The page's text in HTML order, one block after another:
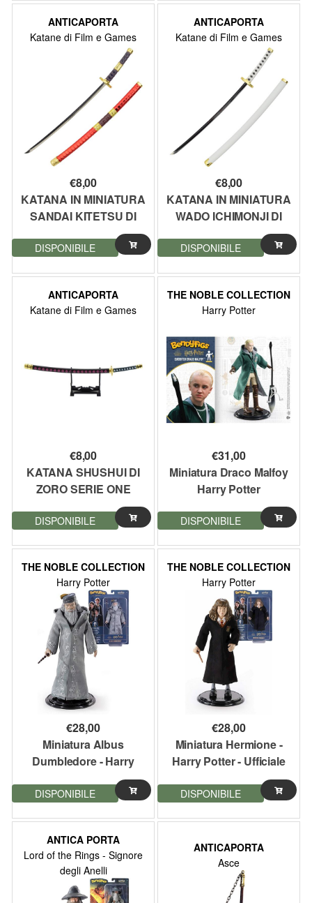
ANTICAPORTA
Katane di Film e Games
€8,00
KATANA IN MINIATURA
SANDAI KITETSU DI
ZORO SERIE ONE
PIECE 25,5CM
DISPONIBILE
ANTICAPORTA
Katane di Film e Games
€8,00
KATANA IN MINIATURA
WADO ICHIMONJI DI
ZORO SERIE ONE
PIECE 25,5CM
DISPONIBILE
ANTICAPORTA
Katane di Film e Games
€8,00
KATANA SHUSHUI DI
ZORO SERIE ONE
PIECE IN MINIATURA
25,5CM (ZSKEY11)
DISPONIBILE
THE NOBLE COLLECTION
Harry Potter
€31,00
Miniatura Draco Malfoy
Harry Potter
DISPONIBILE
THE NOBLE COLLECTION
Harry Potter
€28,00
Miniatura Albus
Dumbledore - Harry
Potter - Ufficiale Noble
Collection
DISPONIBILE
THE NOBLE COLLECTION
Harry Potter
€28,00
Miniatura Hermione -
Harry Potter - Ufficiale
Noble Collection
DISPONIBILE
ANTICA PORTA
Lord of the Rings - Signore
degli Anelli
ANTICAPORTA
Asce